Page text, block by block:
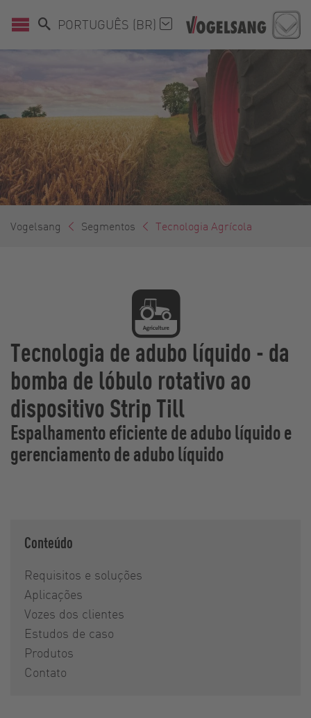
PORTUGUÊS (BR)
Vogelsang Segmentos Tecnologia Agrícola
Tecnologia de adubo líquido - da
bomba de lóbulo rotativo ao
dispositivo Strip Till
Espalhamento eficiente de adubo líquido e
gerenciamento de adubo líquido
Conteúdo
Requisitos e soluções
Aplicações
Vozes dos clientes
Estudos de caso
Produtos
Contato